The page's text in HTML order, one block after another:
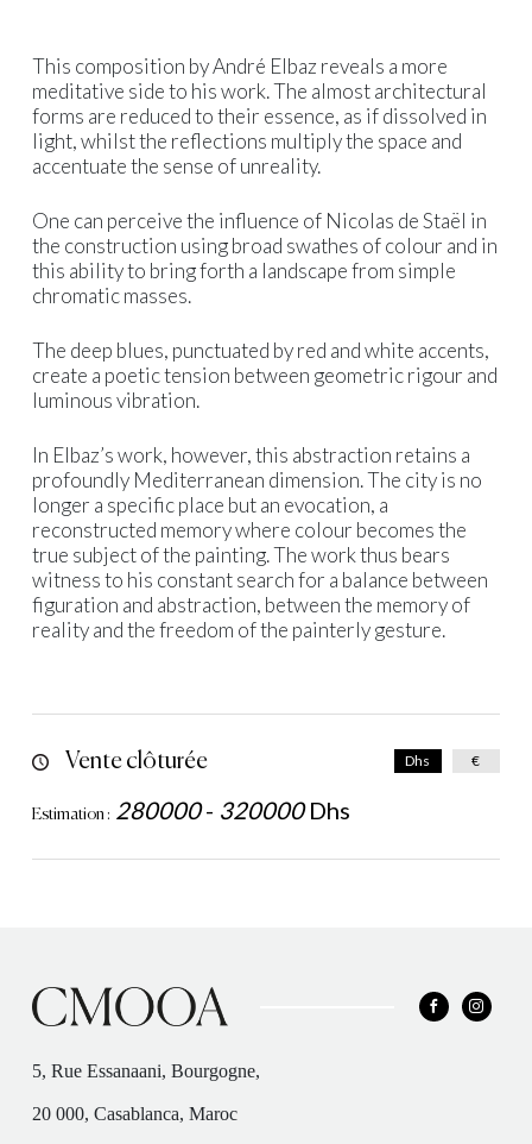
This composition by André Elbaz reveals a more
meditative side to his work. The almost architectural
forms are reduced to their essence, as if dissolved in
light, whilst the reflections multiply the space and
accentuate the sense of unreality.
One can perceive the influence of Nicolas de Staël in
the construction using broad swathes of colour and in
this ability to bring forth a landscape from simple
chromatic masses.
The deep blues, punctuated by red and white accents,
create a poetic tension between geometric rigour and
luminous vibration.
In Elbaz’s work, however, this abstraction retains a
profoundly Mediterranean dimension. The city is no
longer a specific place but an evocation, a
reconstructed memory where colour becomes the
true subject of the painting. The work thus bears
witness to his constant search for a balance between
figuration and abstraction, between the memory of
reality and the freedom of the painterly gesture.
Vente clôturée
Estimation : 280000- 320000 Dhs
Dhs €
5, Rue Essanaani, Bourgogne,
20 000, Casablanca, Maroc